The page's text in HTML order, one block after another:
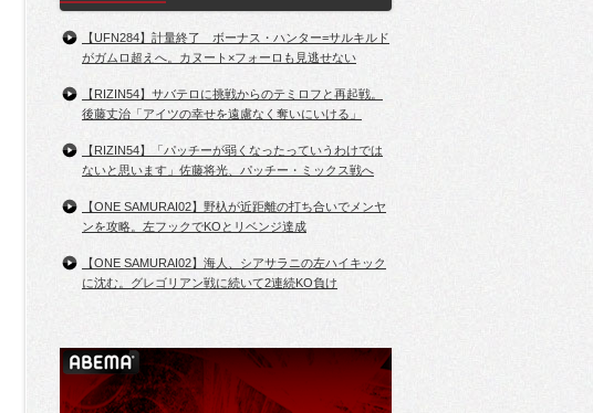
【UFN284】計量終了 ボーナス・ハンター=サルキルド
がガムロ超えへ。カヌート×フォーロも見逃せない
【RIZIN54】サバテロに挑戦からのテミロフと再起戦。
後藤丈治「アイツの幸せを遠慮なく奪いにいける」
【RIZIN54】「パッチーが弱くなったっていうわけでは
ないと思います」佐藤将光、パッチー・ミックス戦へ
【ONE SAMURAI02】野杁が近距離の打ち合いでメンヤ
ンを攻略。左フックでKOとリベンジ達成
【ONE SAMURAI02】海人、シアサラニの左ハイキック
に沈む。グレゴリアン戦に続いて2連続KO負け